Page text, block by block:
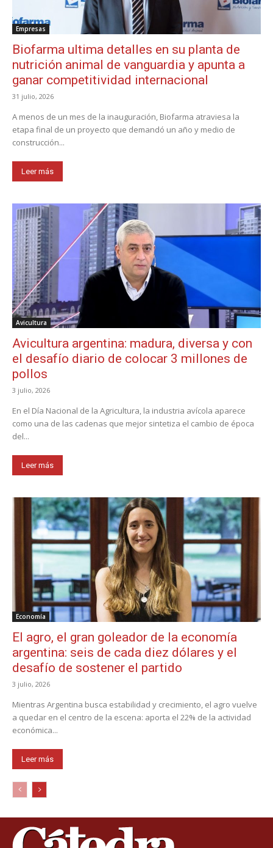
Empresas
Biofarma ultima detalles en su planta de
nutrición animal de vanguardia y apunta a
ganar competitividad internacional
31 julio, 2026
A menos de un mes de la inauguración, Biofarma atraviesa la
etapa final de un proyecto que demandó un año y medio de
construcción...
Leer más
Avicultura
Avicultura argentina: madura, diversa y con
el desafío diario de colocar 3 millones de
pollos
3 julio, 2026
En el Día Nacional de la Agricultura, la industria avícola aparece
como una de las cadenas que mejor sintetiza el cambio de época
del...
Leer más
Economía
El agro, el gran goleador de la economía
argentina: seis de cada diez dólares y el
desafío de sostener el partido
3 julio, 2026
Mientras Argentina busca estabilidad y crecimiento, el agro vuelve
a quedar en el centro de la escena: aporta el 22% de la actividad
económica...
Leer más